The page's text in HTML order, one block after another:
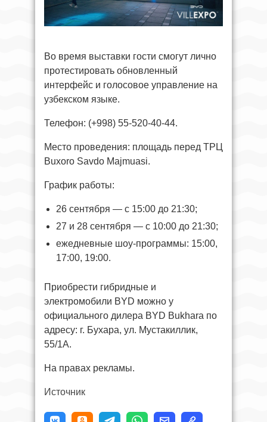
Во время выставки гости смогут лично
протестировать обновленный
интерфейс и голосовое управление на
узбекском языке.
Телефон: (+998) 55-520-40-44.
Место проведения: площадь перед ТРЦ
Buxoro Savdo Majmuasi.
График работы:
26 сентября — с 15:00 до 21:30;
27 и 28 сентября — с 10:00 до 21:30;
ежедневные шоу-программы: 15:00,
17:00, 19:00.
Приобрести гибридные и
электромобили BYD можно у
официального дилера BYD Bukhara по
адресу: г. Бухара, ул. Мустакиллик,
55/1А.
На правах рекламы.
Источник